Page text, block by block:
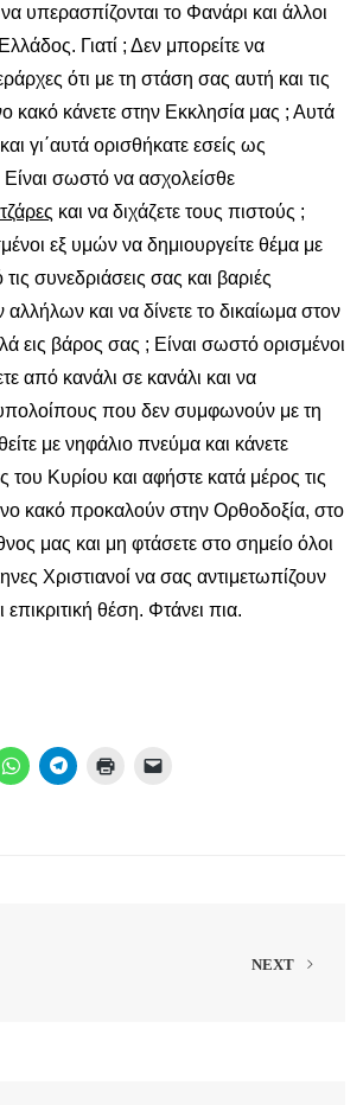
υπερασπίζονται το Φανάρι και άλλοι
Γιατί ; Δεν μπορείτε να
ότι με τη στάση σας αυτή και τις
κακό κάνετε στην Εκκλησία μας ; Αυτά
γι΄αυτά ορισθήκατε εσείς ως
σωστό να ασχολείσθε
και να διχάζετε τους πιστούς ;
εξ υμών να δημιουργείτε θέμα με
συνεδριάσεις σας και βαριές
αλλήλων και να δίνετε το δικαίωμα στον
εις βάρος σας ; Είναι σωστό ορισμένοι
από κανάλι σε κανάλι και να
υπολοίπους που δεν συμφωνούν με τη
με νηφάλιο πνεύμα και κάνετε
του Κυρίου και αφήστε κατά μέρος τις
κακό προκαλούν στην Ορθοδοξία, στο
μας και μη φτάσετε στο σημείο όλοι
Χριστιανοί να σας αντιμετωπίζουν
επικριτική θέση. Φτάνει πια.
NEXT